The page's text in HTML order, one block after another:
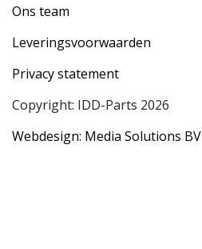
Ons team
Leveringsvoorwaarden
Privacy statement
Copyright: IDD-Parts 2026
Webdesign: Media Solutions BV